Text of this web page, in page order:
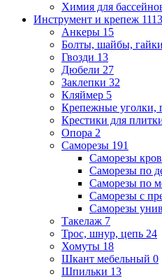
Химия для
Инструмент и крепеж 1113
Анкеры 15
Болты, шайбы, гайки
Гвозди 13
Дюбели 27
Заклепки 32
Кляймер 5
Крепежные уголки,
Крестики для
Опора 2
Саморезы 191
Саморезы
Саморезы по
Саморезы по
Саморезы с
Саморезы
Такелаж 7
Трос, шнур, цепь 24
Хомуты 18
Шкант мебельный 0
Шпильки 13